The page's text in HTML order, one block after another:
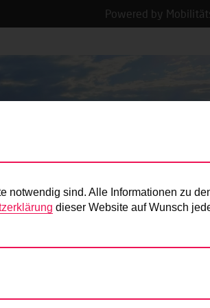
Powered by
notwendig sind. Alle Informationen zu
dieser Website auf Wunsch